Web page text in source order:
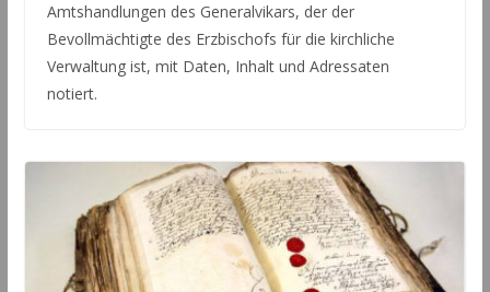
Amtshandlungen des Generalvikars, der der
Bevollmächtigte des Erzbischofs für die kirchliche
Verwaltung ist, mit Daten, Inhalt und Adressaten
notiert.